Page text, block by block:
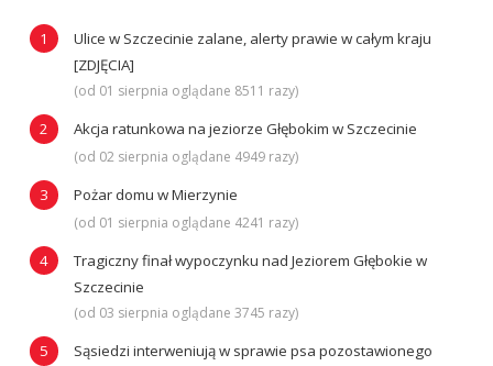
Ulice w Szczecinie zalane, alerty prawie w całym kraju
[ZDJĘCIA]
(od 01 sierpnia oglądane 8511 razy)
Akcja ratunkowa na jeziorze Głębokim w Szczecinie
(od 02 sierpnia oglądane 4949 razy)
Pożar domu w Mierzynie
(od 01 sierpnia oglądane 4241 razy)
Tragiczny finał wypoczynku nad Jeziorem Głębokie w
Szczecinie
(od 03 sierpnia oglądane 3745 razy)
Sąsiedzi interweniują w sprawie psa pozostawionego